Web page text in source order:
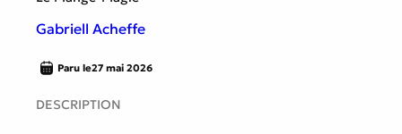
Gabriell Acheffe
Paru le27 mai 2026
DESCRIPTION